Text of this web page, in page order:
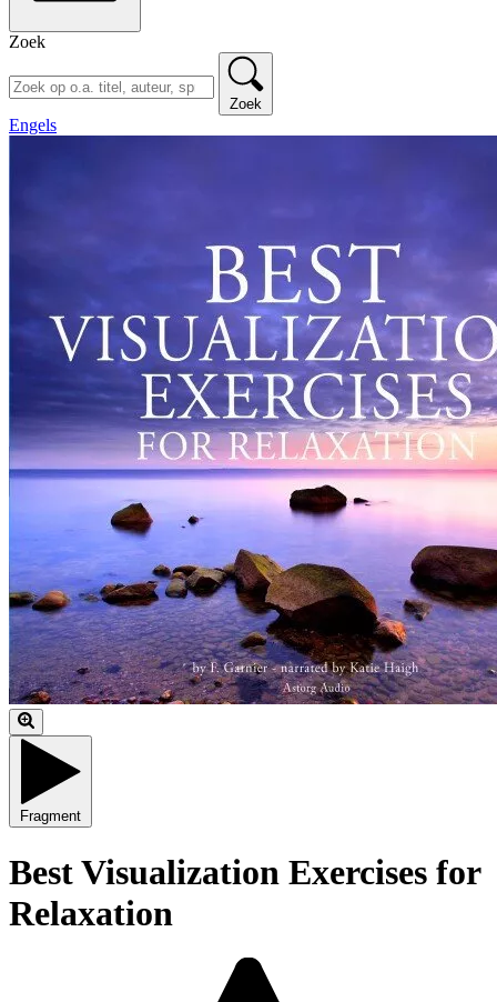
Zoek
Zoek
Engels
Fragment
Best Visualization Exercises for
Relaxation